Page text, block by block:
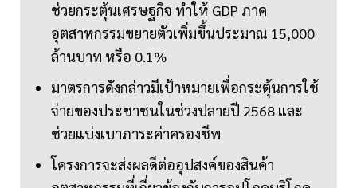
ช่วยกระตุ้นเศรษฐกิจ ทำให้ GDP ภาค
อุตสาหกรรมขยายตัวเพิ่มขึ้นประมาณ 15,000
ล้านบาท หรือ 0.1%
มาตรการดังกล่าวมีเป้าหมายเพื่อกระตุ้นการใช้
จ่ายของประชาชนในช่วงปลายปี 2568 และ
ช่วยแบ่งเบาภาระค่าครองชีพ
โครงการจะส่งผลดีต่ออุปสงค์ของสินค้า